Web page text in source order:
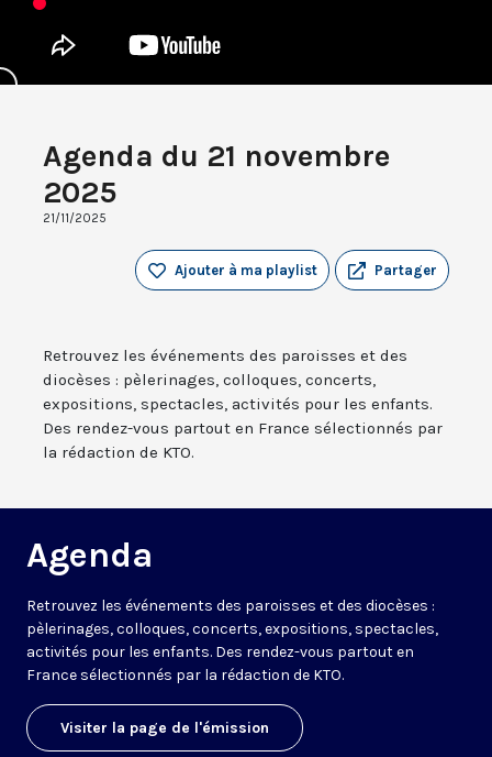
Agenda du 21 novembre
2025
21/11/2025
Partager
Ajouter à ma playlist
Retrouvez les événements des paroisses et des
diocèses : pèlerinages, colloques, concerts,
expositions, spectacles, activités pour les enfants.
Des rendez-vous partout en France sélectionnés par
la rédaction de KTO.
Agenda
Retrouvez les événements des paroisses et des diocèses :
pèlerinages, colloques, concerts, expositions, spectacles,
activités pour les enfants. Des rendez-vous partout en
France sélectionnés par la rédaction de KTO.
Visiter la page de l'émission